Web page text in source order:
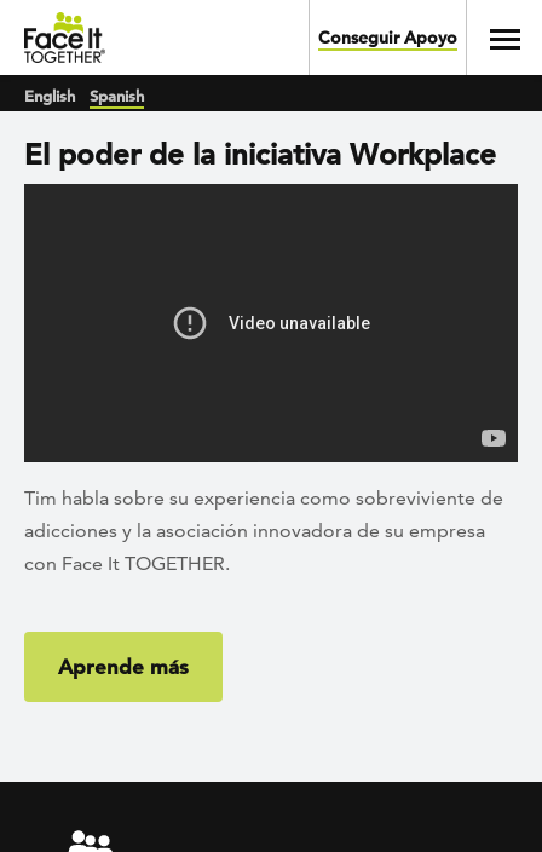
Skip to main content
Conseguir Apoyo
English Spanish
El poder de la iniciativa Workplace
Tim habla sobre su experiencia como sobreviviente de
adicciones y la asociación innovadora de su empresa
con Face It TOGETHER.
Aprende más